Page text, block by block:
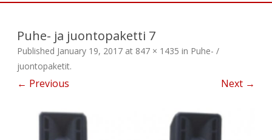
Skip
Puhe- ja juontopaketti 7
Published January 19, 2017 at 847 × 1435 in Puhe- /
juontopaketit.
← Previous Next →